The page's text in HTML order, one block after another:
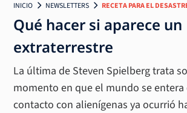
INICIO NEWSLETTERS RECETA PARA EL
Qué hacer si aparece un
extraterrestre
La última de Steven Spielberg trata
momento en que el mundo se entera
contacto con alienígenas ya ocurrió